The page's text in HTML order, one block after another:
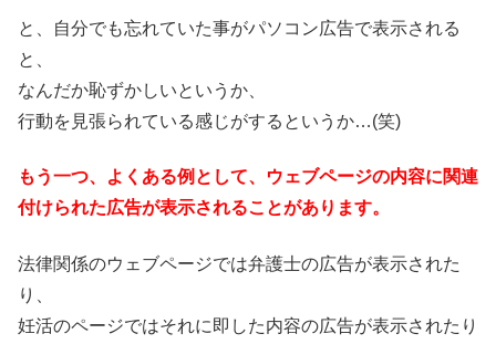
と、自分でも忘れていた事がパソコン広告で表示される
と、
なんだか恥ずかしいというか、
行動を見張られている感じがするというか…(笑)
もう一つ、よくある例として、ウェブページの内容に関連
付けられた広告が表示されることがあります。
法律関係のウェブページでは弁護士の広告が表示された
り、
妊活のページではそれに即した内容の広告が表示されたり